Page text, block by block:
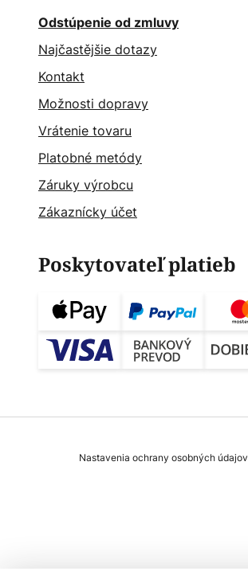
Odstúpenie od zmluvy
Najčastějšie dotazy
Kontakt
Možnosti dopravy
Vrátenie tovaru
Platobné metódy
Záruky výrobcu
Zákaznícky účet
Poskytovateľ platieb
Nastavenia ochrany osobných údajov